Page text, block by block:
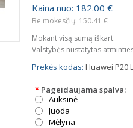
Kaina nuo: 182.00 €
Be mokesčių: 150.41 €
Mokant visą sumą iškart.
Valstybės nustatytas
Prekės kodas: Huawei P20
* Pageidaujama spalva:
Auksinė
Juoda
Mėlyna